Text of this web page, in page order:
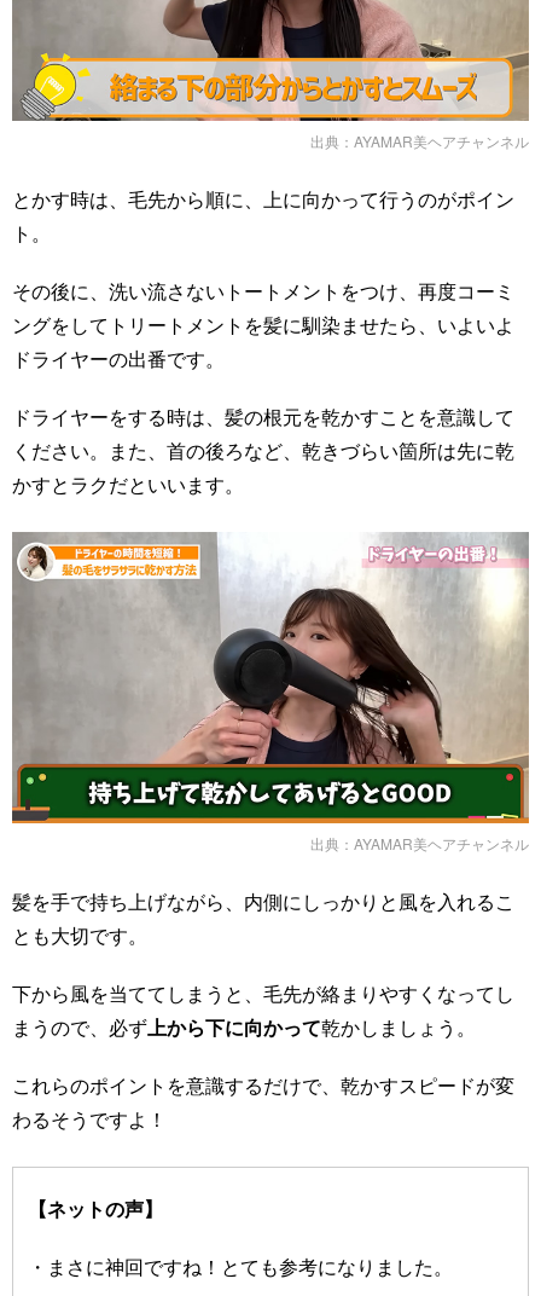
出典： AYAMAR美ヘアチャンネル
とかす時は、毛先から順に、上に向かって行うのがポイン
ト。
その後に、洗い流さないトートメントをつけ、再度コーミ
ングをしてトリートメントを髪に馴染ませたら、いよいよ
ドライヤーの出番です。
ドライヤーをする時は、髪の根元を乾かすことを意識して
ください。また、首の後ろなど、乾きづらい箇所は先に乾
かすとラクだといいます。
出典： AYAMAR美ヘアチャンネル
髪を手で持ち上げながら、内側にしっかりと風を入れるこ
とも大切です。
下から風を当ててしまうと、毛先が絡まりやすくなってし
まうので、必ず 上から下に向かって乾かしましょう。
これらのポイントを意識するだけで、乾かすスピードが変
わるそうですよ！
【ネットの声】
・まさに神回ですね！とても参考になりました。